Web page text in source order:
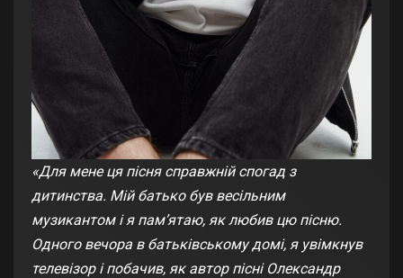
«Для мене ця пісня справжній спогад з
дитинства. Мій батько був весільним
музикантом і я пам’ятаю, як любив цю пісню.
Одного вечора в батьківському домі, я увімкнув
телевізор і побачив, як автор пісні Олександр